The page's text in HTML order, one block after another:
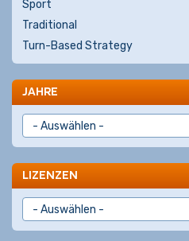
Sport
Traditional
Turn-Based Strategy
JAHRE
LIZENZEN